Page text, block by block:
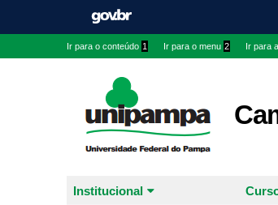
Ir para o conteúdo 1 Ir para o menu 2 Ir para
Institucional